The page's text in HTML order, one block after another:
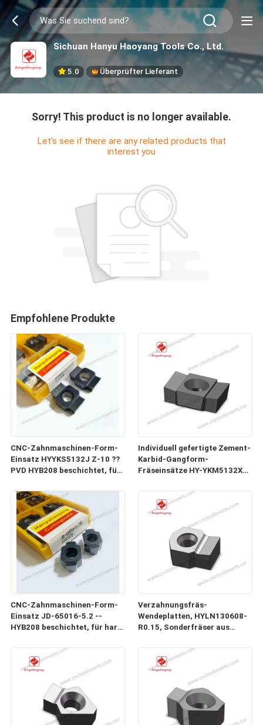
Sichuan Hanyu Haoyang Tools Co., Ltd.
5.0 Überprüfter Lieferant
Sorry! This product is no longer available.
Let's see if there are any related products that
interest you
Empfohlene Produkte
CNC-Zahnmaschinen-Form-
Einsatz HYYKS5132J Z-10 ??
PVD HYB208 beschichtet, für
(ausgenommen hochfeste
Legierungen).
Individuell gefertigte Zement-
Karbid-Gangform-
Fräseinsätze HY-YKM5132X3-
CNC-Zahnmaschinen-Form-
Einsatz JD-65016-5.2 --
HYB208 beschichtet, für harte
Hochfestelegierungen)
Verzahnungsfräs-
Wendeplatten, HYLN130608-
R0.15, Sonderfräser aus
Verzahnungsfräs-
Wendeplatten